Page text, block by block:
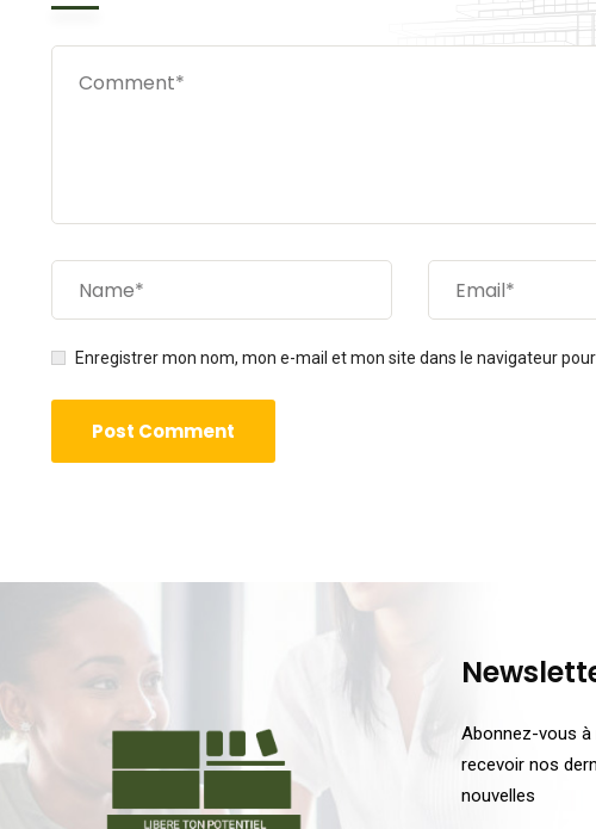
Enregistrer mon nom, mon e-mail et mon site dans le navigateur
Abonnez-vous
recevoir nos
nouvelles